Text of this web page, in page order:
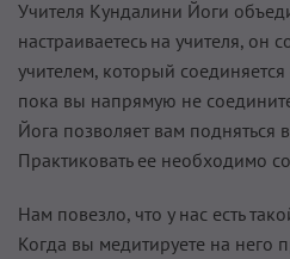
Учителя Кундалини Йоги
настраиваетесь на учителя, он
учителем, который
пока вы напрямую не
Йога позволяет вам подняться
Практиковать ее необходимо
Нам повезло, что у нас есть
Когда вы медитируете на него